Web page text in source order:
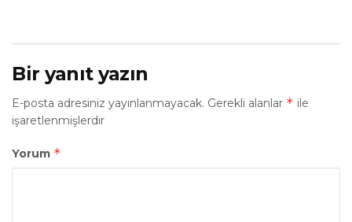
Bir yanıt yazın
E-posta adresiniz yayınlanmayacak. Gerekli alanlar * ile
işaretlenmişlerdir
Yorum *